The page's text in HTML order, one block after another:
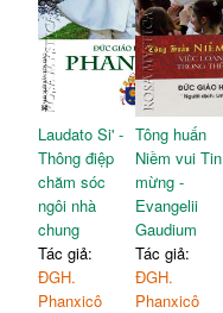
Laudato Si' -
Thông điệp
chăm sóc
ngôi nhà
chung
Tác giả:
ĐGH.
Phanxicô
Tông huấn
Niềm vui Tin
mừng -
Evangelii
Gaudium
Tác giả:
ĐGH.
Phanxicô